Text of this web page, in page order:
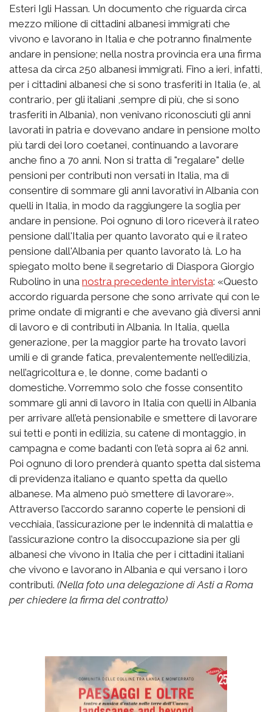
Esteri Igli Hassan. Un documento che riguarda circa
mezzo milione di cittadini albanesi immigrati che
vivono e lavorano in Italia e che potranno finalmente
andare in pensione; nella nostra provincia era una firma
attesa da circa 250 albanesi immigrati. Fino a ieri, infatti,
per i cittadini albanesi che si sono trasferiti in Italia (e, al
contrario, per gli italiani ,sempre di più, che si sono
trasferiti in Albania), non venivano riconosciuti gli anni
lavorati in patria e dovevano andare in pensione molto
più tardi dei loro coetanei, continuando a lavorare
anche fino a 70 anni. Non si tratta di "regalare" delle
pensioni per contributi non versati in Italia, ma di
consentire di sommare gli anni lavorativi in Albania con
quelli in Italia, in modo da raggiungere la soglia per
andare in pensione. Poi ognuno di loro riceverà il rateo
pensione dall'Italia per quanto lavorato qui e il rateo
pensione dall'Albania per quanto lavorato là. Lo ha
spiegato molto bene il segretario di Diaspora Giorgio
Rubolino in una nostra precedente intervista: «Questo
accordo riguarda persone che sono arrivate qui con le
prime ondate di migranti e che avevano già diversi anni
di lavoro e di contributi in Albania. In Italia, quella
generazione, per la maggior parte ha trovato lavori
umili e di grande fatica, prevalentemente nell’edilizia,
nell’agricoltura e, le donne, come badanti o
domestiche. Vorremmo solo che fosse consentito
sommare gli anni di lavoro in Italia con quelli in Albania
per arrivare all’età pensionabile e smettere di lavorare
sui tetti e ponti in edilizia, su catene di montaggio, in
campagna e come badanti con l’età sopra ai 62 anni.
Poi ognuno di loro prenderà quanto spetta dal sistema
di previdenza italiano e quanto spetta da quello
albanese. Ma almeno può smettere di lavorare».
Attraverso l’accordo saranno coperte le pensioni di
vecchiaia, l’assicurazione per le indennità di malattia e
l’assicurazione contro la disoccupazione sia per gli
albanesi che vivono in Italia che per i cittadini italiani
che vivono e lavorano in Albania e qui versano i loro
contributi. (Nella foto una delegazione di Asti a Roma
per chiedere la firma del contratto)